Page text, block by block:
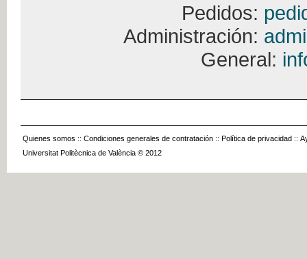
Pedidos:
Administración:
General:
Quienes somos :: Condiciones generales de contratación :: Política de privacidad ::
Universitat Politècnica de València © 2012